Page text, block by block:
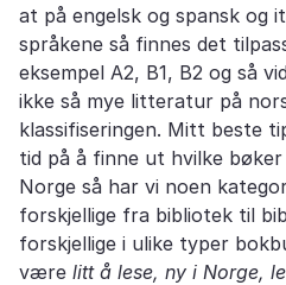
at på engelsk og spansk og
språkene så finnes det
eksempel A2, B1, B2 og så
ikke så mye litteratur på
klassifiseringen. Mitt beste
tid på å finne ut hvilke
Norge så har vi noen
forskjellige fra bibliotek til
forskjellige i ulike typer
være litt å lese, ny i Norge,